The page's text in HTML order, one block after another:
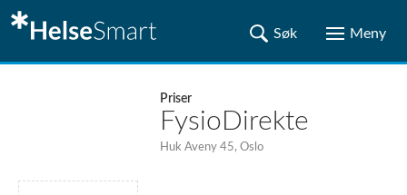
Priser
FysioDirekte
Huk Aveny 45, Oslo